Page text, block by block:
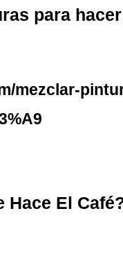
para
mezclar-
Hace El